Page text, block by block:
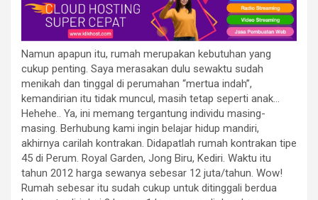
Namun apapun itu, rumah merupakan kebutuhan yang
cukup penting. Saya merasakan dulu sewaktu sudah
menikah dan tinggal di perumahan “mertua indah”,
kemandirian itu tidak muncul, masih tetap seperti anak…
Hehehe.. Ya, ini memang tergantung individu masing-
masing. Berhubung kami ingin belajar hidup mandiri,
akhirnya carilah kontrakan. Didapatlah rumah kontrakan tipe
45 di Perum. Royal Garden, Jong Biru, Kediri. Waktu itu
tahun 2012 harga sewanya sebesar 12 juta/tahun. Wow!
Rumah sebesar itu sudah cukup untuk ditinggali berdua